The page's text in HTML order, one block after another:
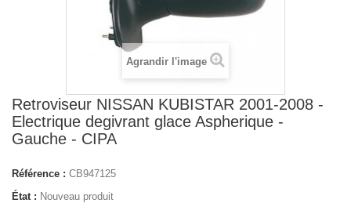
Agrandir l'image
Retroviseur NISSAN KUBISTAR 2001-2008 -
Electrique degivrant glace Aspherique -
Gauche - CIPA
Référence : CB947125
État : Nouveau produit